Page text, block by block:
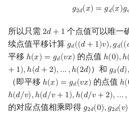
𝑔2𝑑(𝑥) = 𝑔𝑑(𝑥)𝑔
g2d( x)= g d(x)g
所以只需 2𝑑 + 1
2d +1 个点值可以唯一
续点值平移计算 𝑔𝑑((𝑑 + 1)𝑣),𝑔𝑑((
gd((d +1 )v),gd((d+
平移 ℎ(𝑥) = 𝑔𝑑(𝑣𝑥)
h(x)= gd(vx) 的点值 ℎ(0),ℎ
h(0),h(
+ 1),ℎ(𝑑 +2),… ,ℎ(2𝑑)）和 𝑔𝑑(𝑑),
gd(d),
（即平移 ℎ(𝑥) = 𝑔𝑑(𝑣𝑥)
h(x)= gd(vx) 的点值 ℎ(
h(
ℎ(𝑑/𝑣),ℎ(𝑑/𝑣+ 1),ℎ(𝑑/𝑣+2), … ,
h(d/v),h(d/v+ 1) h(d/v+2), … h(d/v+
的对应点值相乘即得 𝑔2𝑑(0),𝑔2𝑑(𝑣)
g2d(0),g2d(v